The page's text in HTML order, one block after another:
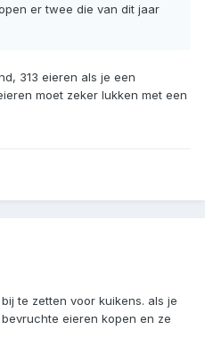
er twee die van dit jaar
313 eieren als je een
moet zeker lukken met een
te zetten voor kuikens. als je
eieren kopen en ze